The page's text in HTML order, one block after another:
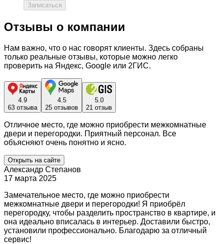
Записаться
Отзывы о компании
Нам важно, что о нас говорят клиенты. Здесь собраны
только реальные отзывы, которые можно легко
проверить на Яндекс, Google или 2ГИС.
4.9
63 отзыва
4.5
25 отзывов
5.0
21 отзыв
Отличное место, где можно приобрести межкомнатные
двери и перегородки. Приятный персонал. Все
объясняют очень понятно и ясно.
Открыть на сайте
Александр Степанов
17 марта 2025
Замечательное место, где можно приобрести
межкомнатные двери и перегородки! Я приобрёл
перегородку, чтобы разделить пространство в квартире, и
она идеально вписалась в интерьер. Доставили быстро,
установили профессионально. Благодарю за отличный
сервис!